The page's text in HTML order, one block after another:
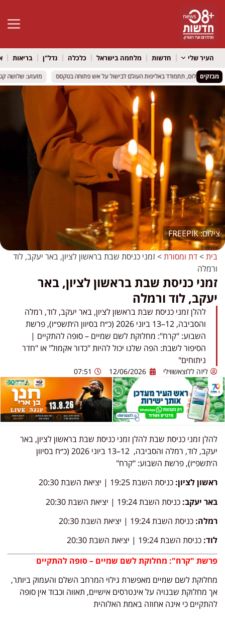
פתח
העיר שלי חדשות מלחמה בישראל כלכלה נדל"ן בריאות
מבזקים
מייסלוס, תתמודד באליפות העולם לבישול על אש פתוחה בטקסס מזעזע: שלושה מייסלוס, תתמודד באליפות העולם לבישול על אש פתוחה בטקסס מזעזע: שלושה
FREEPIK
בית>דת ומסורת>זמני כניסת שבת בראשון לציון, באר יעקב, לוד
ורמלה
זמני כניסת שבת בראשון לציון, באר
יעקב, לוד ורמלה
להלן זמני כניסת שבת בראשון לציון, באר יעקב, לוד, רמלה
והסביבה, 12–13 ביוני 2026 (כ״ח בסיוון ה׳תשפ״ו), פרשת
השבוע: "קרח": מחלוקת לשם שמיים – סופה להתקיים |
הסיפור לשבת: הפה שלנו יכול להיות "כדור אקמול" או "חדר
ניתוחים"
ליזה ללוצאשווילי 12/06/2026
07:51
להלן זמני כניסת שבת להלן זמני כניסת שבת בראשון לציון, באר
יעקב, לוד, רמלה והסביבה, 12–13 ביוני 2026 (כ״ח בסיוון
ה׳תשפ״ו), פרשת השבוע: "קרח"
ראשון לציון: כניסת השבת 19:25 | יציאת השבת 20:30
באר יעקב: כניסת השבת 19:24 | יציאת השבת 20:30
רמלה: כניסת השבת 19:24 | יציאת השבת 20:30
לוד: כניסת השבת 19:24 | יציאת השבת 20:30
פרשת "קרח": מחלוקת לשם שמיים – סופה להתקיים
מחלוקת לשם שמיים מאפשרת גילוי המרחב השלם והעמוק ביותר,
אך מחלוקת שבנויה על אינטרסים אישיים, תאווה וכבוד אין סופה
להתקיים כי אינה אחוזה באמת האלוהית